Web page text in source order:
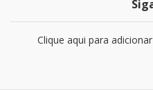
Clique aqui para